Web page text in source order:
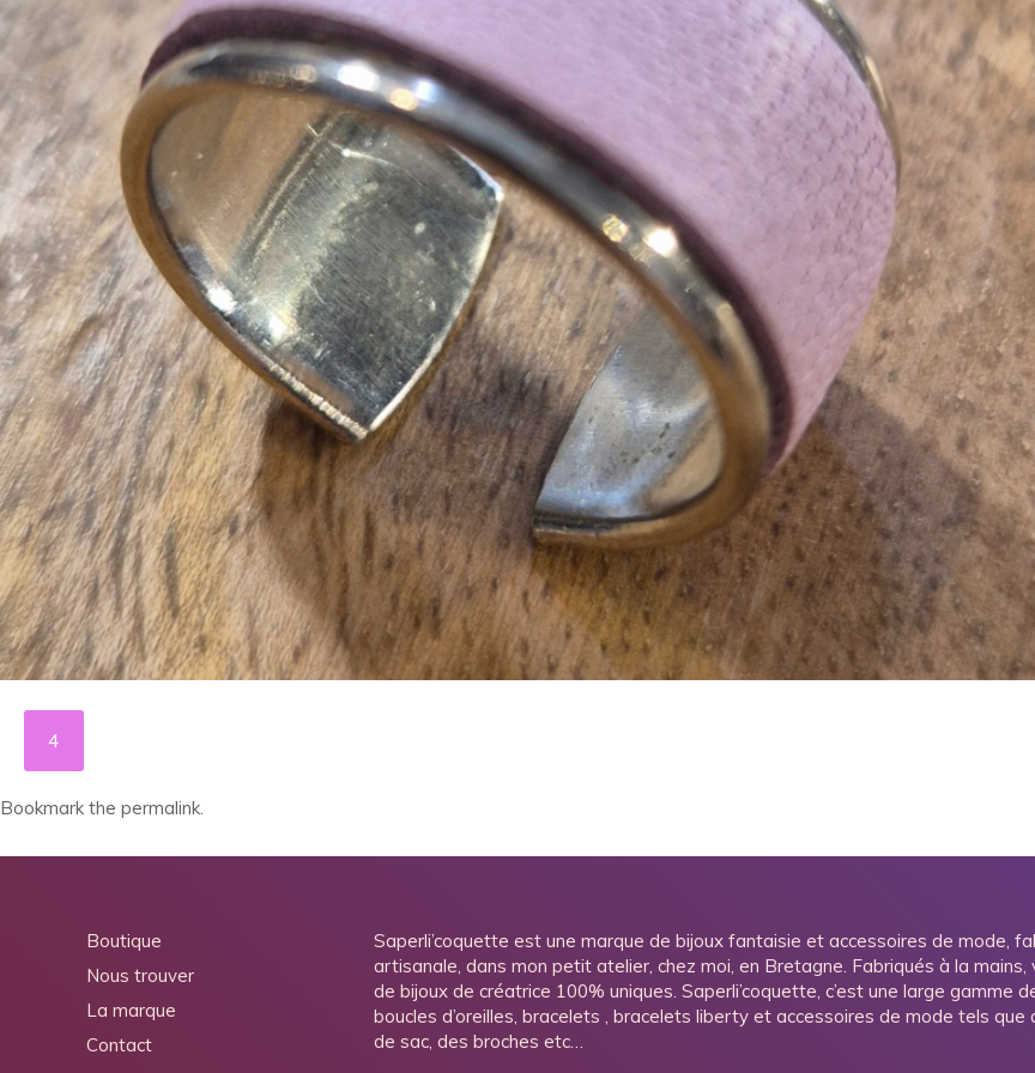
4
Bookmark the permalink
Boutique
Nous trouver
La marque
Contact
Saperli’coquette est une marque de bijoux fantaisie et accessoires de mode,
artisanale, dans mon petit atelier, chez moi, en Bretagne. Fabriqués à la mains,
de bijoux de créatrice 100% uniques. Saperli’coquette, c’est une large gamme
boucles d’oreilles, bracelets , bracelets liberty et accessoires de mode tels que
de sac, des broches etc…